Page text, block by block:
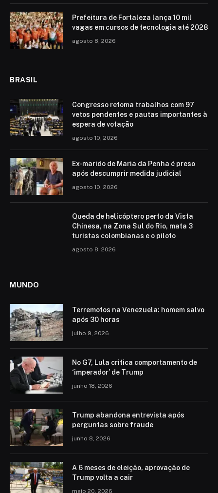
Prefeitura de Fortaleza lança 10 mil
vagas em cursos de tecnologia até 2028
agosto 8, 2026
BRASIL
Congresso retoma trabalhos com 97
vetos pendentes e pautas importantes à
espera de votação
agosto 10, 2026
Ex-marido de Maria da Penha é preso
após descumprir medida judicial
agosto 10, 2026
Queda de helicóptero perto da Vista
Chinesa, na Zona Sul do Rio, mata 3
turistas colombianas e o piloto
agosto 8, 2026
MUNDO
Terremotos na Venezuela: homem salvo
após 30 horas
julho 9, 2026
No G7, Lula critica comportamento de
‘imperador’ de Trump
junho 18, 2026
Trump abandona entrevista após
perguntas sobre fraude
junho 8, 2026
A 6 meses de eleição, aprovação de
Trump volta a cair
maio 20, 2026